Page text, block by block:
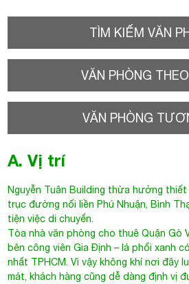
TÌM KIẾM VĂN
VĂN PHÒNG
VĂN PHÒNG
A. Vị trí
Nguyễn Tuân Building thừa hưởng
trục đường nối liền Phú Nhuận, Bình
tiện việc di chuyển.
Tòa nhà văn phòng cho thuê Quận Gò
bên công viên Gia Định – lá phổi xanh
nhất TPHCM. Vì vậy không khí nơi đây
mát, khách hàng cũng dễ dàng định vị